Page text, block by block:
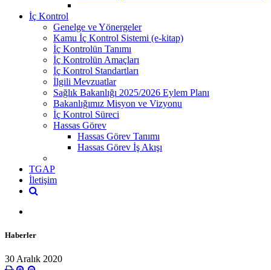
İç Kontrol
Genelge ve Yönergeler
Kamu İç Kontrol Sistemi (e-kitap)
İç Kontrolün Tanımı
İç Kontrolün Amaçları
İç Kontrol Standartları
İlgili Mevzuatlar
Sağlık Bakanlığı 2025/2026 Eylem Planı
Bakanlığımız Misyon ve Vizyonu
İç Kontrol Süreci
Hassas Görev
Hassas Görev Tanımı
Hassas Görev İş Akışı
TGAP
İletişim
Haberler
30 Aralık 2020